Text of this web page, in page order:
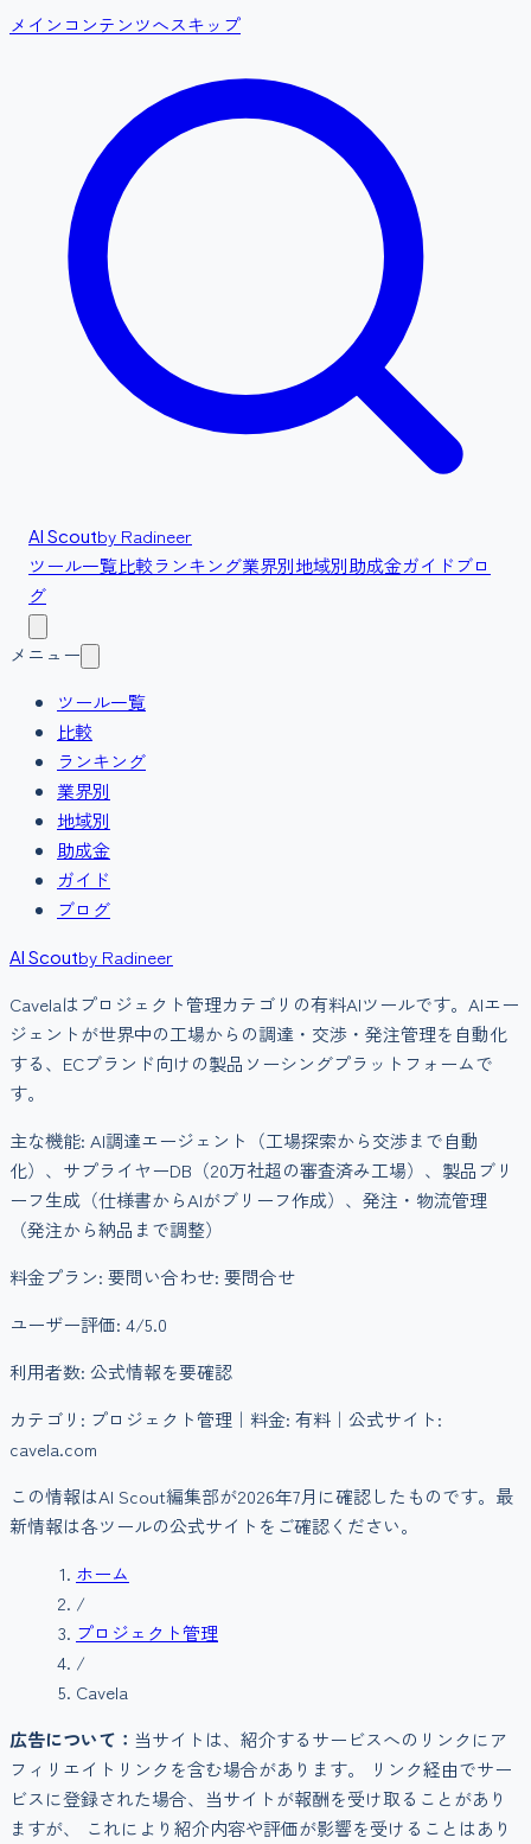
メインコンテンツへスキップ
AI Scoutby Radineer
ツール一覧比較ランキング業界別地域別助成金ガイドブロ
グ
メニュー
ツール一覧
比較
ランキング
業界別
地域別
助成金
ガイド
ブログ
AI Scoutby Radineer
Cavelaはプロジェクト管理カテゴリの有料AIツールです。 AIエー
ジェントが世界中の工場からの調達・交渉・発注管理を自動化
する、ECブランド向けの製品ソーシングプラットフォームで
す。
主な機能: AI調達エージェント（工場探索から交渉まで自動
化）、サプライヤーDB（20万社超の審査済み工場）、製品ブリ
ーフ生成（仕様書からAIがブリーフ作成）、発注・物流管理
（発注から納品まで調整）
料金プラン: 要問い合わせ: 要問合せ
ユーザー評価: 4/5.0
利用者数: 公式情報を要確認
カテゴリ: プロジェクト管理 ｜料金: 有料 ｜公式サイト:
cavela.com
この情報はAI Scout編集部が2026年7月 に確認したものです。最
新情報は各ツールの公式サイトをご確認ください。
ホーム
/
プロジェクト管理
/
Cavela
広告について： 当サイトは、紹介するサービスへのリンクにア
フィリエイトリンクを含む場合があります。 リンク経由でサー
ビスに登録された場合、当サイトが報酬を受け取ることがあり
ますが、 これにより紹介内容や評価が影響を受けることはあり